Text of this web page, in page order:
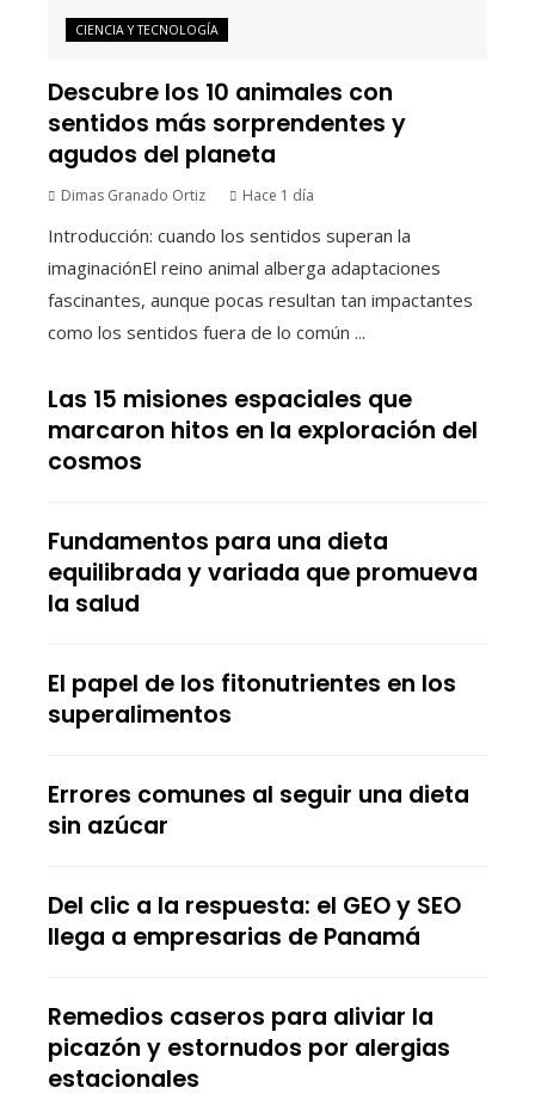
CIENCIA Y TECNOLOGÍA
Descubre los 10 animales con
sentidos más sorprendentes y
agudos del planeta
Dimas Granado Ortiz Hace 1 día
Introducción: cuando los sentidos superan la
imaginaciónEl reino animal alberga adaptaciones
fascinantes, aunque pocas resultan tan impactantes
como los sentidos fuera de lo común ...
Las 15 misiones espaciales que
marcaron hitos en la exploración del
cosmos
Fundamentos para una dieta
equilibrada y variada que promueva
la salud
El papel de los fitonutrientes en los
superalimentos
Errores comunes al seguir una dieta
sin azúcar
Del clic a la respuesta: el GEO y SEO
llega a empresarias de Panamá
Remedios caseros para aliviar la
picazón y estornudos por alergias
estacionales